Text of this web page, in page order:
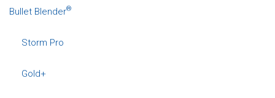
Bullet Blender®
Storm Pro
Gold+